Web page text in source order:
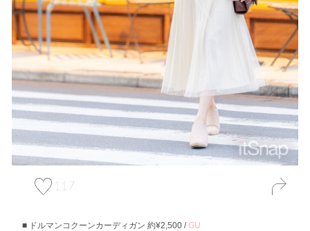
117
ドルマンコクーンカーディガン 約¥2,500 /GU